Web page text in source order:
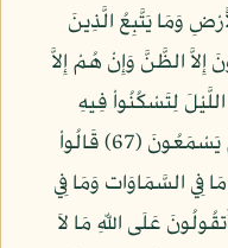
وَمَا يَتَّبِعُ الَّذِينَ
إِلاَّ الظَّنَّ وَإِنْ هُمْ إِلاَّ
اللَّيْلَ لِتَسْكُنُواْ فِيهِ
وَالنَّهَارَ مُبْصِرًا إِنَّ فِي ذَلِكَ لآيَاتٍ لِّقَوْمٍ يَسْمَعُونَ (67) قَالُواْ
فِي السَّمَاوَات وَمَا فِي
عَلَى اللّهِ مَا لاَ